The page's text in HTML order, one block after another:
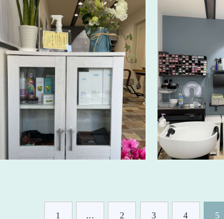
1 ... 2 3 4 5